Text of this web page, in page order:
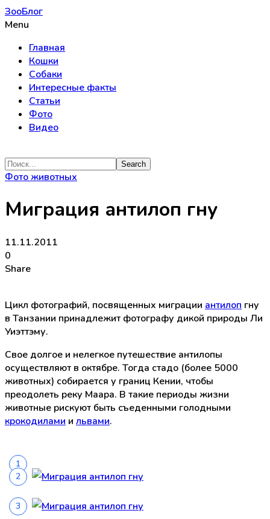
ЗооБлог
Menu
Главная
Кошки
Собаки
Интересные факты
Статьи
Фото
Видео
Фото животных
Миграция антилоп гну
11.11.2011
0
Share
Цикл фотографий, посвященных миграции антилоп гну
в Танзании принадлежит фотографу дикой природы Ли
Уиэттэму.
Свое долгое и нелегкое путешествие антилопы
осуществляют в октябре. Тогда стадо (более 5000
животных) собирается у границ Кении, чтобы
преодолеть реку Маара. В такие периоды жизни
животные рискуют быть съеденными голодными
крокодилами и львами.